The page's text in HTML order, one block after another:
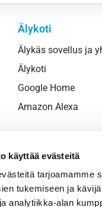
käyttää evästeitä
tarjoamamme
tukemiseen ja
analytiikka-alan
Älykoti
Älykäs sovellus ja
Älykoti
Google Home
Amazon Alexa